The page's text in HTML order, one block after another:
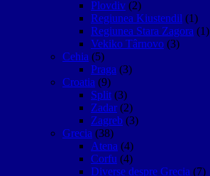
Plovdiv (2)
Regiunea Kiustendil (1)
Regiunea Stara Zagora (1)
Vekiko Târnovo (3)
Cehia (5)
Praga (3)
Croatia (9)
Split (3)
Zadar (2)
Zagreb (3)
Grecia (38)
Atena (4)
Corfu (4)
Diverse despre Grecia (7)